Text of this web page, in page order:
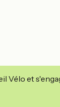
Vélo et